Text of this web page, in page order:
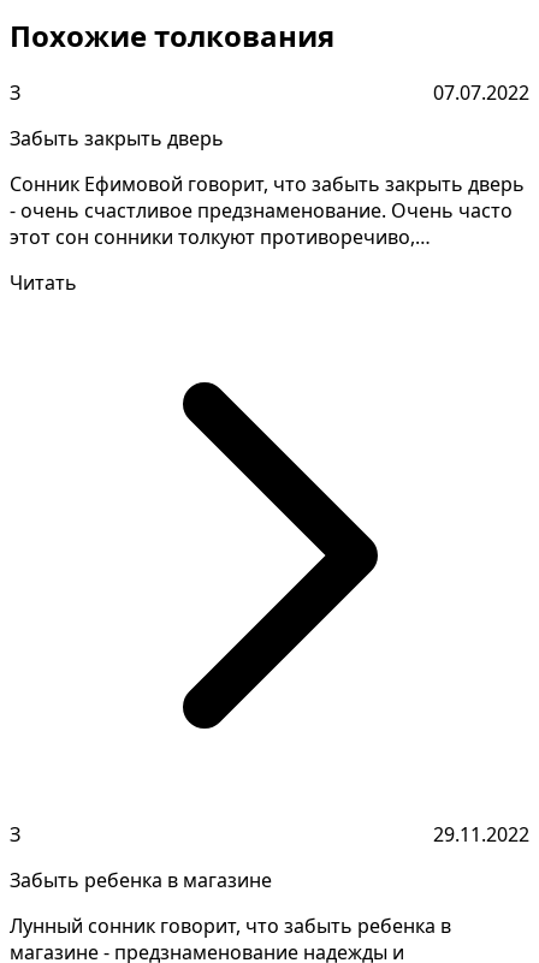
Похожие толкования
З
07.07.2022
Забыть закрыть дверь
Сонник Ефимовой говорит, что забыть закрыть дверь
- очень счастливое предзнаменование. Очень часто
этот сон сонники толкуют противоречиво,
Читать
З
29.11.2022
Забыть ребенка в магазине
Лунный сонник говорит, что забыть ребенка в
магазине - предзнаменование надежды и